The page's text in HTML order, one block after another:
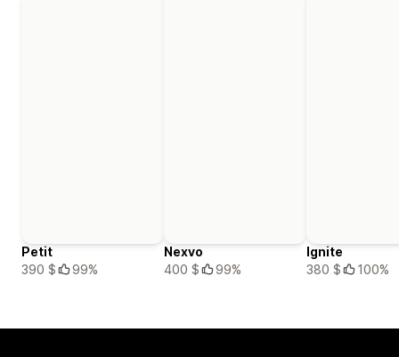
Petit
390 $
99%
Nexvo
400 $
99%
Ignite
380 $
100%